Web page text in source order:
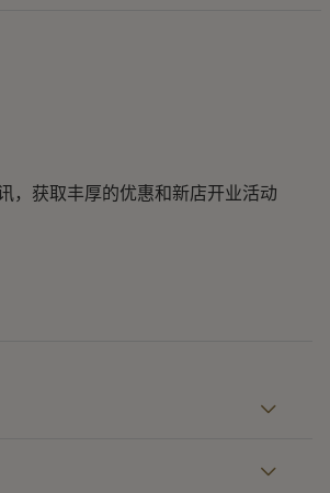
，获取丰厚的优惠和新店开业活动